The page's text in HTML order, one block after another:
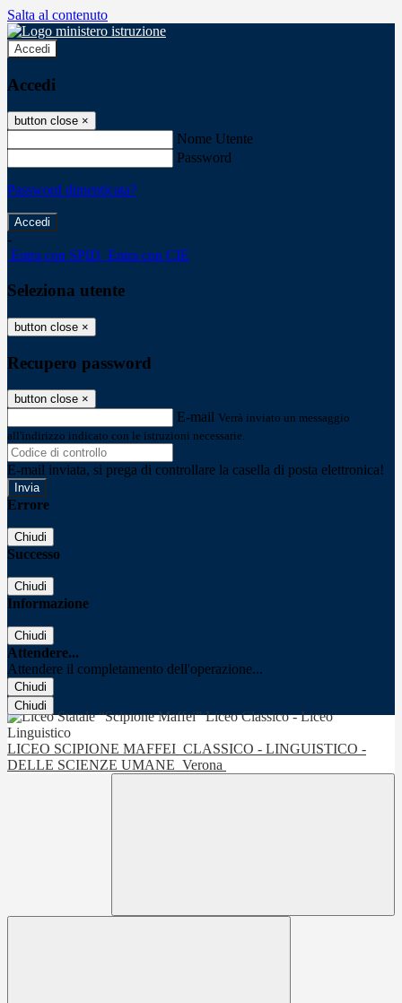
Salta al contenuto
Accedi
Accedi
button close ×
Nome Utente
Password
Password dimenticata?
-
Entra con SPID Entra con CIE
Seleziona utente
button close ×
Recupero password
button close ×
E-mail Verrà inviato un messaggio
all'indirizzo indicato con le istruzioni necessarie.
E-mail inviata, si prega di controllare la casella di posta elettronica!
Errore
Chiudi
Successo
Chiudi
Informazione
Chiudi
Attendere...
Attendere il completamento dell'operazione...
Chiudi
Chiudi
LICEO SCIPIONE MAFFEI CLASSICO - LINGUISTICO -
DELLE SCIENZE UMANE Verona